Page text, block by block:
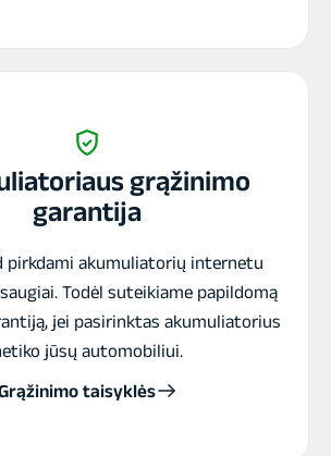
grąžinimo
garantija
pirkdami akumuliatorių internetu
Todėl suteikiame papildomą
jei pasirinktas akumuliatorius
jūsų automobiliui.
taisyklės